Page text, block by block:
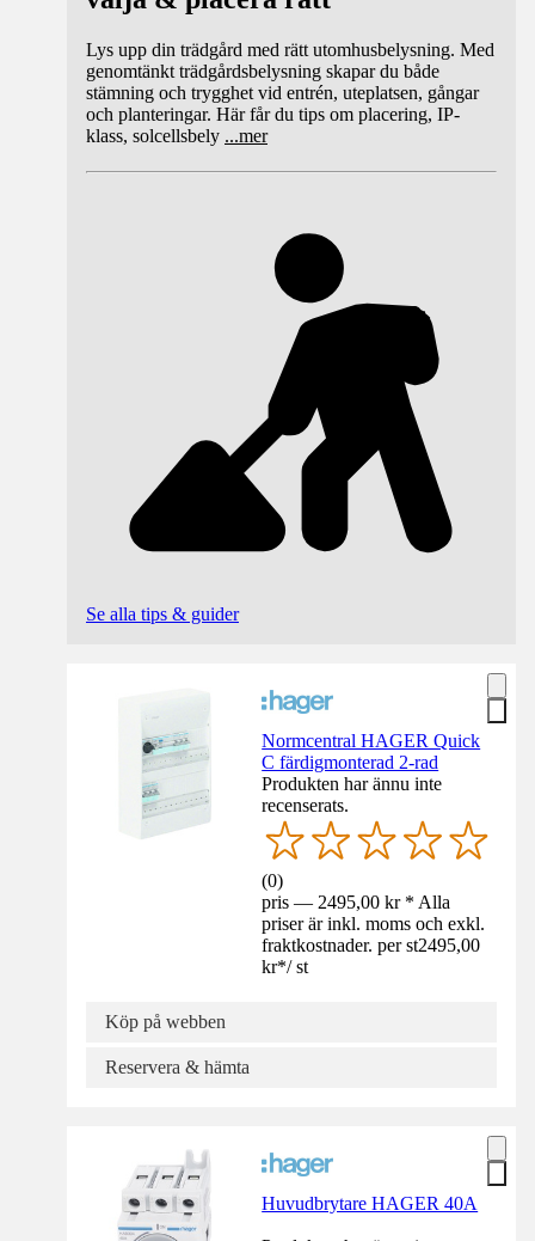
Lys upp din trädgård med rätt utomhusbelysning. Med
genomtänkt trädgårdsbelysning skapar du både
stämning och trygghet vid entrén, uteplatsen, gångar
och planteringar. Här får du tips om placering, IP-
klass, solcellsbely ...mer
Se alla tips & guider
Normcentral HAGER Quick
C färdigmonterad 2-rad
Produkten har ännu inte
recenserats.
(0)
pris — 2495,00 kr * Alla
priser är inkl. moms och exkl.
fraktkostnader. per st2495,00
kr*/ st
Köp på webben
Reservera & hämta
Huvudbrytare HAGER 40A